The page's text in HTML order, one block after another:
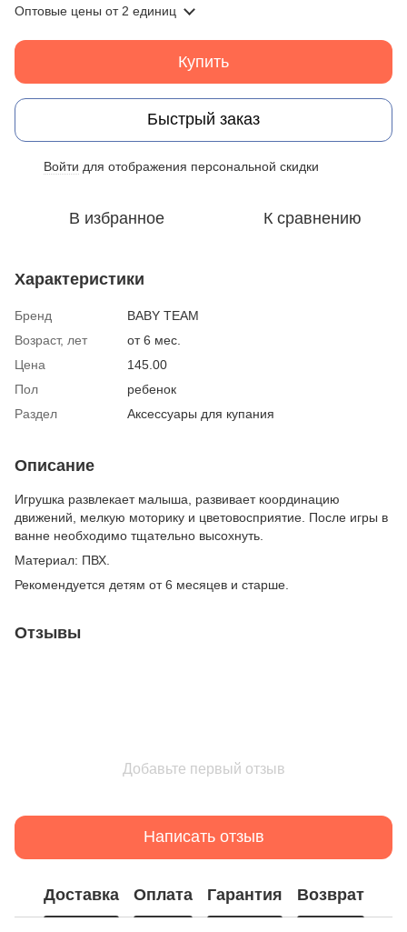
Оптовые цены от 2 единиц
Купить
Быстрый заказ
Войти для отображения персональной скидки
В избранное К сравнению
Характеристики
Бренд
BABY TEAM
Возраст, лет
от 6 мес.
Цена
145.00
Пол
ребенок
Раздел
Аксессуары для купания
Описание
Игрушка развлекает малыша, развивает координацию
движений, мелкую моторику и цветовосприятие. После игры в
ванне необходимо тщательно высохнуть.
Материал: ПВХ.
Рекомендуется детям от 6 месяцев и старше.
Отзывы
Добавьте первый отзыв
Написать отзыв
Доставка Оплата Гарантия Возврат